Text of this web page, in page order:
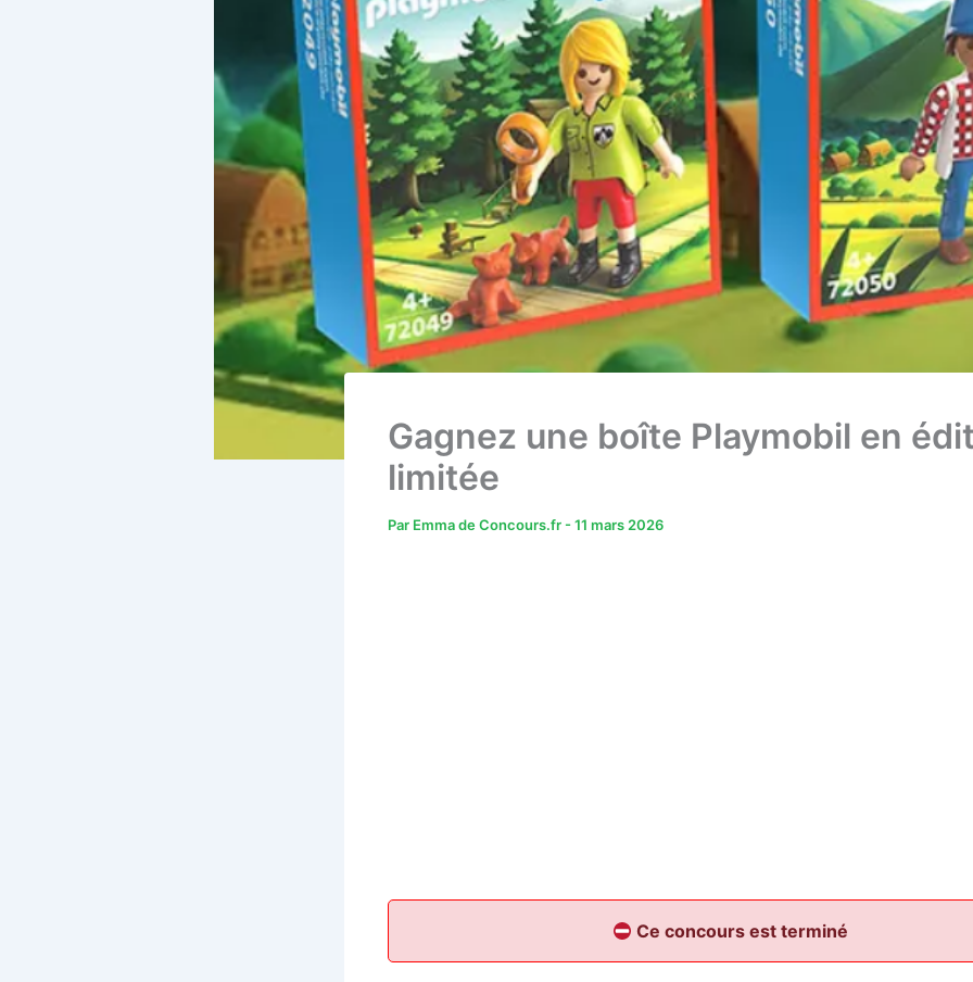
Gagnez une boîte Playmobil en
limitée
Par Emma de Concours.fr -11 mars 2026
Ce concours est terminé